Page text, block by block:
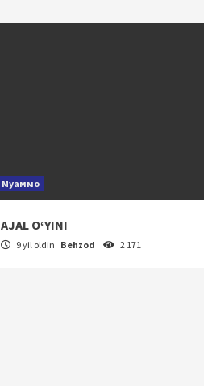
Муаммо
AJAL O‘YINI
9 yil oldin Behzod 2 171